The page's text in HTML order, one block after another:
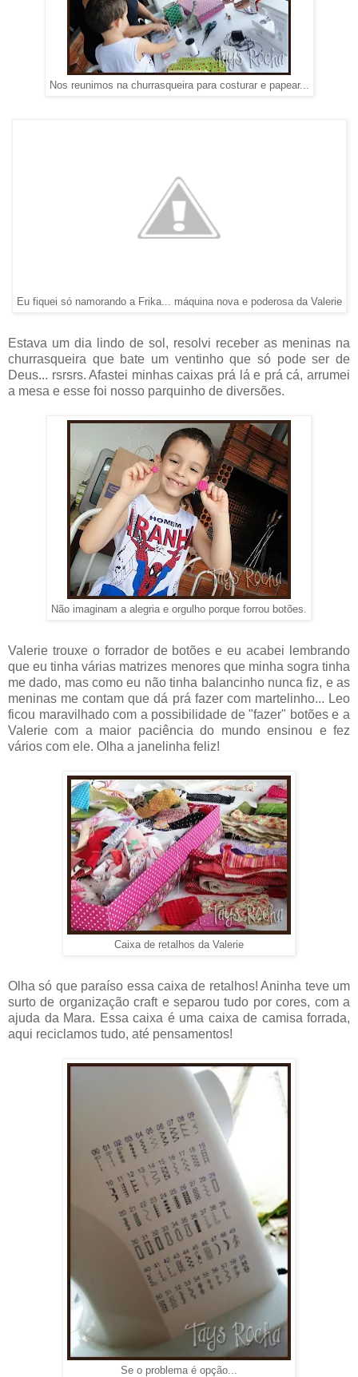
Nos reunimos na churrasqueira para costurar e papear...
Eu fiquei só namorando a Frika... máquina nova e poderosa da Valerie
Estava um dia lindo de sol, resolvi receber as meninas na
churrasqueira que bate um ventinho que só pode ser de
Deus... rsrsrs. Afastei minhas caixas prá lá e prá cá, arrumei
a mesa e esse foi nosso parquinho de diversões.
Não imaginam a alegria e orgulho porque forrou botões.
Valerie trouxe o forrador de botões e eu acabei lembrando
que eu tinha várias matrizes menores que minha sogra tinha
me dado, mas como eu não tinha balancinho nunca fiz, e as
meninas me contam que dá prá fazer com martelinho... Leo
ficou maravilhado com a possibilidade de "fazer" botões e a
Valerie com a maior paciência do mundo ensinou e fez
vários com ele. Olha a janelinha feliz!
Caixa de retalhos da Valerie
Olha só que paraíso essa caixa de retalhos! Aninha teve um
surto de organização craft e separou tudo por cores, com a
ajuda da Mara. Essa caixa é uma caixa de camisa forrada,
aqui reciclamos tudo, até pensamentos!
Se o problema é opção...